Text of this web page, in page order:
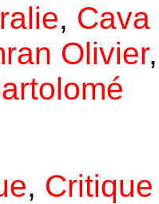
,
Olivier
, Critique